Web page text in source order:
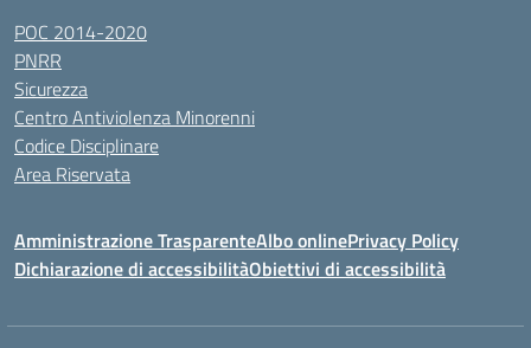
POC 2014-2020
PNRR
Sicurezza
Centro Antiviolenza Minorenni
Codice Disciplinare
Area Riservata
Amministrazione TrasparenteAlbo onlinePrivacy Policy
Dichiarazione di accessibilitàObiettivi di accessibilità